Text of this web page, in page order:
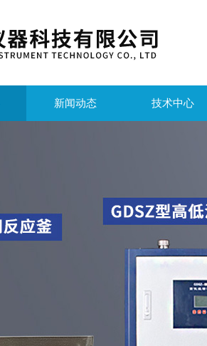
新闻动态 技术中心